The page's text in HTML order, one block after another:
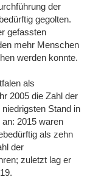
der
gegolten.
gefassten
mehr Menschen
werden konnte.
als
2005 die Zahl der
Stand in
2015 waren
als zehn
der
zuletzt lag er